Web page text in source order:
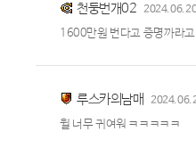
천둥번개02
1600만원 번다고 증명까라
루스카의남매
윌 너무 귀여워 ㅋㅋㅋㅋㅋ